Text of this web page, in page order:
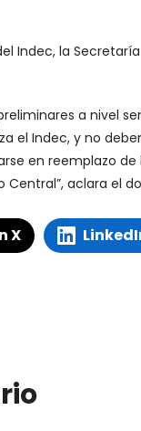
Indec, la
a nivel
el Indec, y no
en reemplazo
Central”, aclara el
X